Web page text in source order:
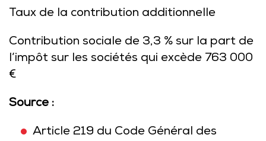
Taux de la contribution additionnelle
Contribution sociale de 3,3 % sur la part de
l’impôt sur les sociétés qui excède 763 000
€
Source :
Article 219 du Code Général des